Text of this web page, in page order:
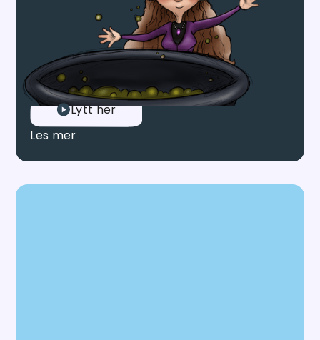
Huffagjengen gir barn trygge, morsomme og
lærerike lydfortellinger – fra spennende eventyr
til rolige nattastunder som gjør det enklere å
sovne. Serien er en stor suksess og er lyttet til
over 5 000 000 ganger!
Lytt her
Les mer